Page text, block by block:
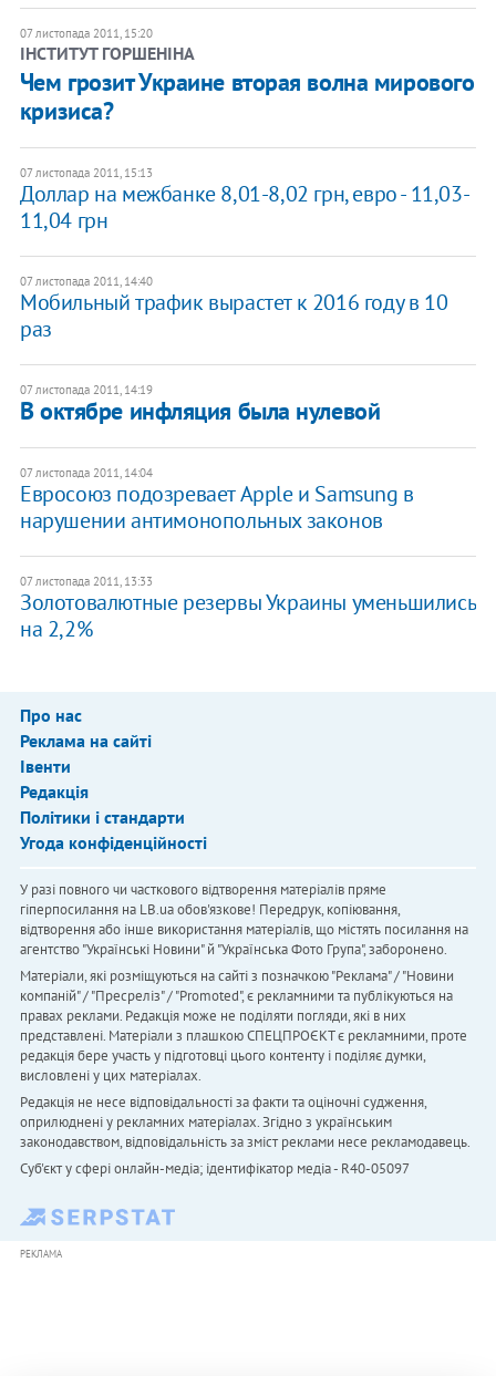
07 листопада 2011, 15:20
ІНСТИТУТ ГОРШЕНІНА
Чем грозит Украине вторая волна мирового
кризиса?
07 листопада 2011, 15:13
Доллар на межбанке 8,01-8,02 грн, евро - 11,03-
11,04 грн
07 листопада 2011, 14:40
Мобильный трафик вырастет к 2016 году в 10
раз
07 листопада 2011, 14:19
В октябре инфляция была нулевой
07 листопада 2011, 14:04
Евросоюз подозревает Apple и Samsung в
нарушении антимонопольных законов
07 листопада 2011, 13:33
Золотовалютные резервы Украины уменьшились
на 2,2%
Про нас
Реклама на сайті
Івенти
Редакція
Політики і стандарти
Угода конфіденційності
У разі повного чи часткового відтворення матеріалів пряме
гіперпосилання на LB.ua обов'язкове! Передрук, копіювання,
відтворення або інше використання матеріалів, що містять посилання на
агентство "Українськi Новини" й "Українська Фото Група", заборонено.
Матеріали, які розміщуються на сайті з позначкою "Реклама" / "Новини
компаній" / "Пресреліз" / "Promoted", є рекламними та публікуються на
правах реклами. Редакція може не поділяти погляди, які в них
представлені. Матеріали з плашкою СПЕЦПРОЄКТ є рекламними, проте
редакція бере участь у підготовці цього контенту і поділяє думки,
висловлені у цих матеріалах.
Редакція не несе відповідальності за факти та оціночні судження,
оприлюднені у рекламних матеріалах. Згідно з українським
законодавством, відповідальність за зміст реклами несе рекламодавець.
Cуб'єкт у сфері онлайн-медіа; ідентифікатор медіа - R40-05097
РЕКЛАМА